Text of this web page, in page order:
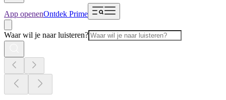
App openenOntdek Prime
Waar wil je naar luisteren?